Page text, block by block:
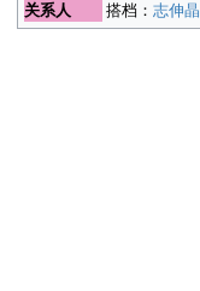
关系人
搭档： 志伸晶